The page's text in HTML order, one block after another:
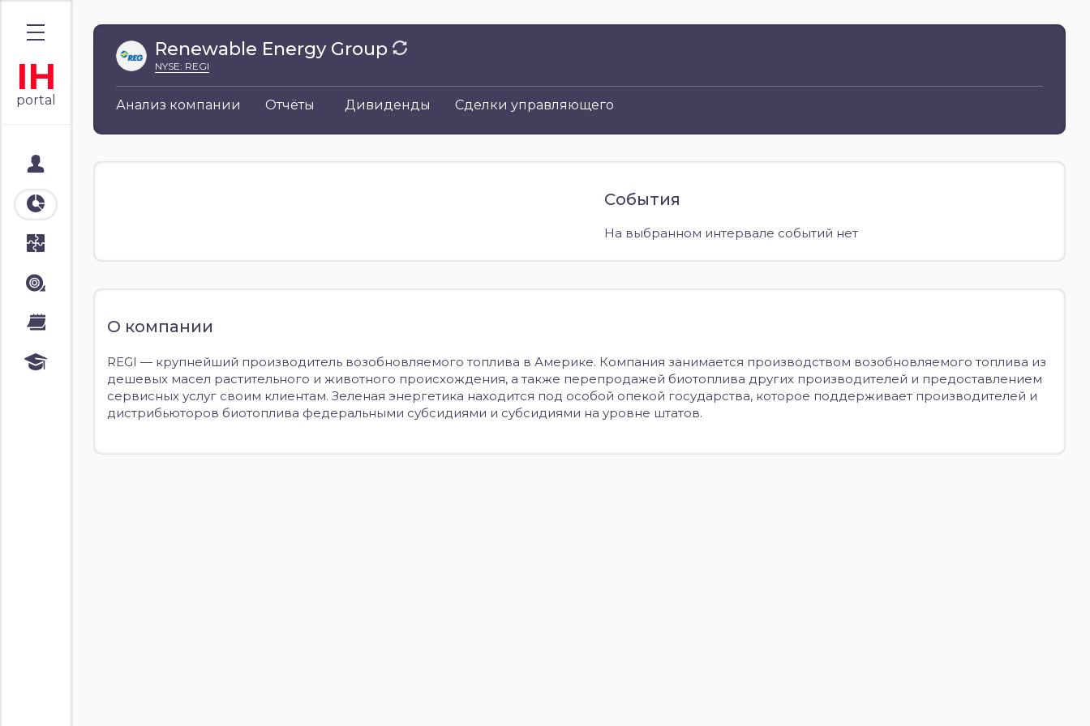
IH
portal
Мой портал
Аналитика
Календари
Обучение
Курс по
облигациям
Курс по
Renewable Energy Group
NYSE: REGI
Анализ компании Отчёты Дивиденды Сделки управляющего
События
На выбранном интервале событий нет
О компании
REGI — крупнейший производитель возобновляемого топлива в Америке. Компания занимается производством возобновляемого топлива из
дешевых масел растительного и животного происхождения, а также перепродажей биотоплива других производителей и предоставлением
сервисных услуг своим клиентам. Зеленая энергетика находится под особой опекой государства, которое поддерживает производителей и
дистрибьюторов биотоплива федеральными субсидиями и субсидиями на уровне штатов.